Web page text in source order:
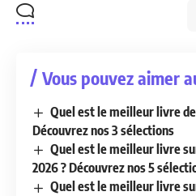
Vous pouvez aimer
Quel est le meilleur livre
Découvrez nos 3 sélections
Quel est le meilleur livre
2026 ? Découvrez nos 5
Quel est le meilleur livre